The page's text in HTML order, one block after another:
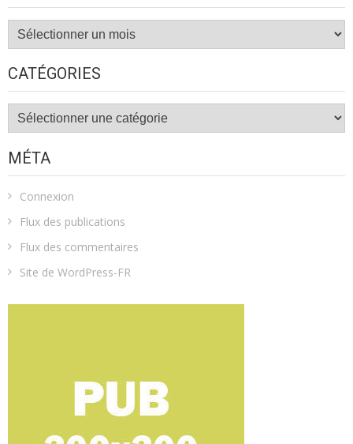
Archives
CATÉGORIES
Catégories
MÉTA
Connexion
Flux des publications
Flux des commentaires
Site de WordPress-FR